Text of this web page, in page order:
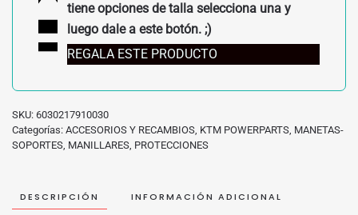
tiene opciones de talla selecciona una y
luego dale a este botón. ;)
REGALA ESTE PRODUCTO
SKU: 6030217910030
Categorías: ACCESORIOS Y RECAMBIOS, KTM POWERPARTS, MANETAS-
SOPORTES, MANILLARES, PROTECCIONES
DESCRIPCIÓN INFORMACIÓN ADICIONAL